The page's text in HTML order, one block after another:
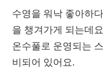
수영을 워낙 좋아하
을 챙겨가게 되는데
온수풀로 운영되는
비되어 있어요.